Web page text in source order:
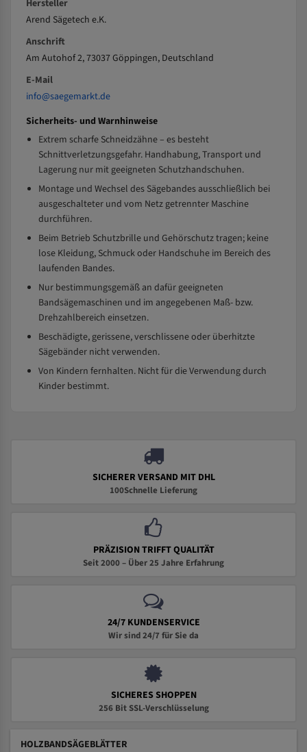
Hersteller
Arend Sägetech e.K.
Anschrift
Am Autohof 2, 73037 Göppingen, Deutschland
E-Mail
info@saegemarkt.de
Sicherheits- und Warnhinweise
Extrem scharfe Schneidzähne – es besteht
Schnittverletzungsgefahr. Handhabung, Transport und
Lagerung nur mit geeigneten Schutzhandschuhen.
Montage und Wechsel des Sägebandes ausschließlich bei
ausgeschalteter und vom Netz getrennter Maschine
durchführen.
Beim Betrieb Schutzbrille und Gehörschutz tragen; keine
lose Kleidung, Schmuck oder Handschuhe im Bereich des
laufenden Bandes.
Nur bestimmungsgemäß an dafür geeigneten
Bandsägemaschinen und im angegebenen Maß- bzw.
Drehzahlbereich einsetzen.
Beschädigte, gerissene, verschlissene oder überhitzte
Sägebänder nicht verwenden.
Von Kindern fernhalten. Nicht für die Verwendung durch
Kinder bestimmt.
SICHERER VERSAND MIT DHL
100Schnelle Lieferung
PRÄZISION TRIFFT QUALITÄT
Seit 2000 – Über 25 Jahre Erfahrung
24/7 KUNDENSERVICE
Wir sind 24/7 für Sie da
SICHERES SHOPPEN
256 Bit SSL-Verschlüsselung
HOLZBANDSÄGEBLÄTTER